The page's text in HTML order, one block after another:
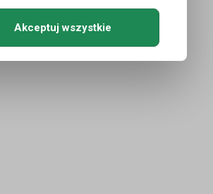
Akceptuj wszystkie